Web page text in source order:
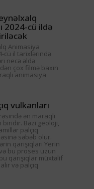
2024-cü ildə
Animasiya
cü il tarixlərində
necə əldə
çox filmə baxın
animasiya
vulkanları
ən maraqlı
Bəzi geoloji,
palçıq
səbəb olur.
qarışıqları Yerin
bu proses uzun
qarışıqlar müxtəlif
və palçıq